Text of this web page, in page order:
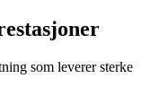
som leverer sterke